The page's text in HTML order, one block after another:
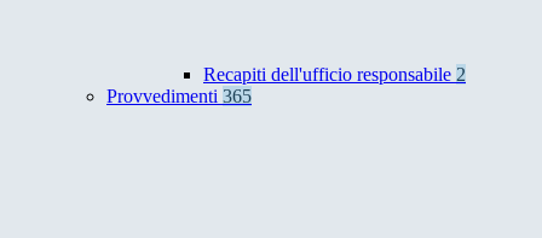
Recapiti dell'ufficio responsabile 2
Provvedimenti 365